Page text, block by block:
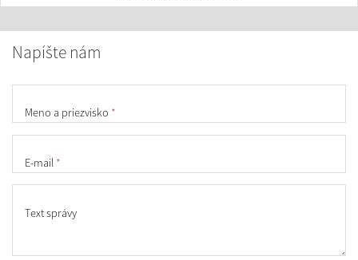
Napíšte nám
Meno a priezvisko *
E-mail *
Text správy